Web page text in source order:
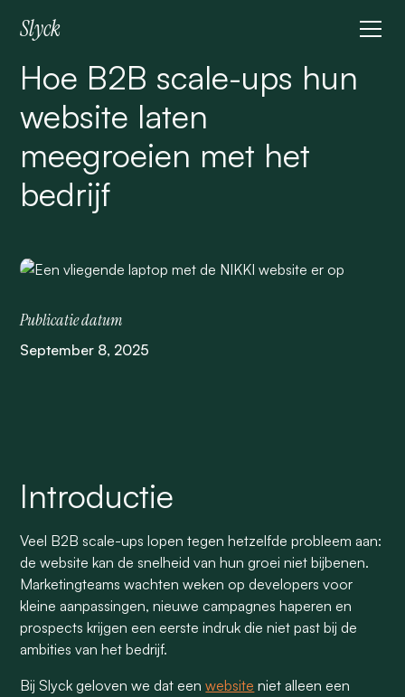
Slyck
Hoe B2B scale-ups hun
website laten
meegroeien met het
bedrijf
Publicatie datum
September 8, 2025
Introductie
Veel B2B scale-ups lopen tegen hetzelfde probleem aan:
de website kan de snelheid van hun groei niet bijbenen.
Marketingteams wachten weken op developers voor
kleine aanpassingen, nieuwe campagnes haperen en
prospects krijgen een eerste indruk die niet past bij de
ambities van het bedrijf.
Bij Slyck geloven we dat eenwebsite niet alleen een